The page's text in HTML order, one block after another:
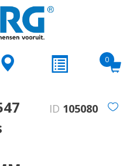
0
ID 105080